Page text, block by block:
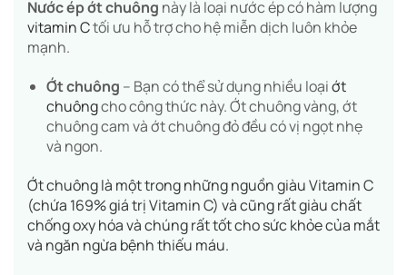
Nước ép ớt chuông này là loại nước ép có hàm lượng
vitamin Ctối ưu hỗ trợ cho hệ miễn dịch luôn khỏe
mạnh.
Ớt chuông – Bạn có thể sử dụng nhiều loạiớt
chuôngcho công thức này. Ớt chuông vàng, ớt
chuông cam và ớt chuông đỏ đều có vị ngọt nhẹ
và ngon.
Ớt chuông là một trong những nguồn giàu Vitamin C
(chứa 169% giá trị Vitamin C) vàcũng rất giàu chất
chống oxy hóa và chúng rất tốt cho sức khỏe của mắt
và ngăn ngừa bệnh thiếu máu.